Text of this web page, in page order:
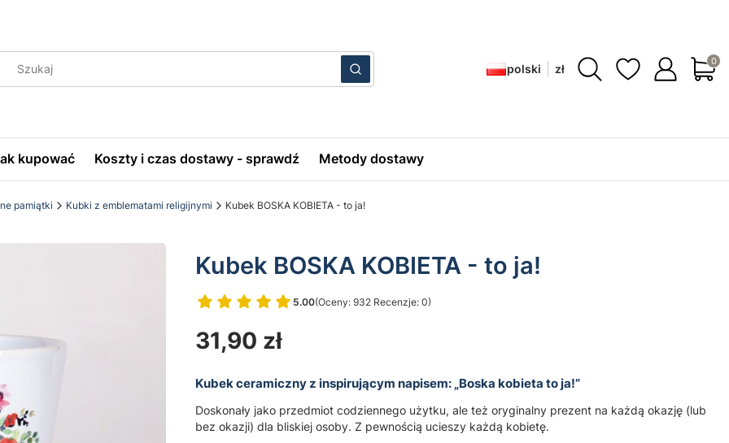
WyczyśćSzukaj polski zł
kupować Koszty i czas dostawy - sprawdź Metody dostawy
pamiątki Kubki z emblematami religijnymi Kubek BOSKA KOBIETA - to ja!
Kubek BOSKA KOBIETA - to ja!
5.00(Oceny: 932 Recenzje: 0)
Przejdź do sekcji Opinie
Cena
31,90 zł
Kubek ceramiczny z inspirującym napisem: „Boska kobieta to ja!”
Doskonały jako przedmiot codziennego użytku, ale też oryginalny prezent na każdą okazję (lub
bez okazji) dla bliskiej osoby. Z pewnością ucieszy każdą kobietę.